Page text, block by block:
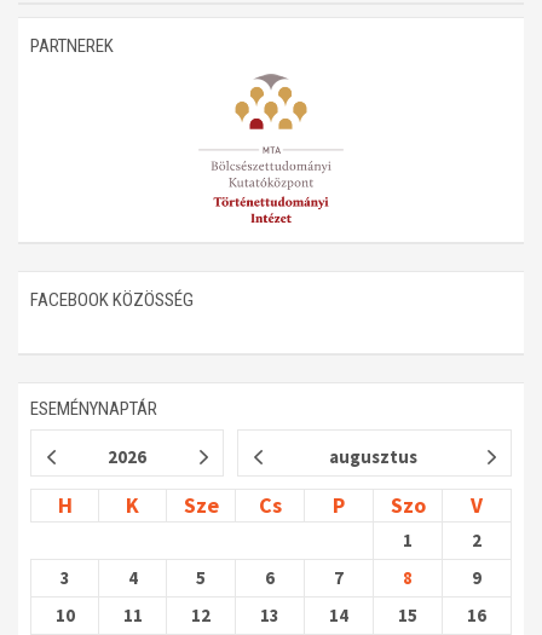
PARTNEREK
FACEBOOK KÖZÖSSÉG
ESEMÉNYNAPTÁR
2026 augusztus
H K Sze Cs P Szo V
1
2
3
4 5 6 7 8
9
10
11 12 13 14 15 16